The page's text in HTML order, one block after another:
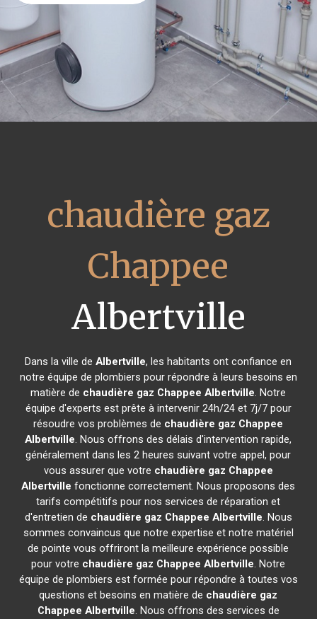
chaudière gaz
Chappee
Albertville
Dans la ville deAlbertville, les habitants ont confiance en
notre équipe de plombiers pour répondre à leurs besoins en
matière de chaudière gaz Chappee Albertville. Notre
équipe d'experts est prête à intervenir 24h/24 et 7j/7 pour
résoudre vos problèmes de chaudière gaz Chappee
Albertville. Nous offrons des délais d'intervention rapide,
généralement dans les 2 heures suivant votre appel, pour
vous assurer que votre chaudière gaz Chappee
Albertville fonctionne correctement. Nous proposons des
tarifs compétitifs pour nos services de réparation et
d'entretien de chaudière gaz Chappee Albertville. Nous
sommes convaincus que notre expertise et notre matériel
de pointe vous offriront la meilleure expérience possible
pour votre chaudière gaz Chappee Albertville. Notre
équipe de plombiers est formée pour répondre à toutes vos
questions et besoins en matière de chaudière gaz
Chappee Albertville. Nous offrons des services de